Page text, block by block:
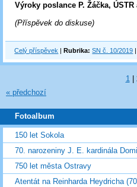
Výroky poslance P. Žáčka, ÚSTR
(Příspěvek do diskuse)
Celý příspěvek |Rubrika: SN č. 10/2019
« předchozí
1
Fotoalbum
150 let Sokola
70. narozeniny J. E. kardinála
750 let města Ostravy
Atentát na Reinharda Heydricha